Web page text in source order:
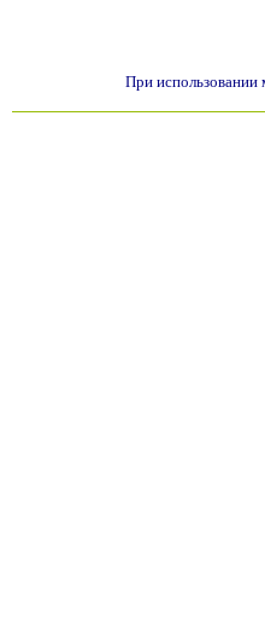
При использовании